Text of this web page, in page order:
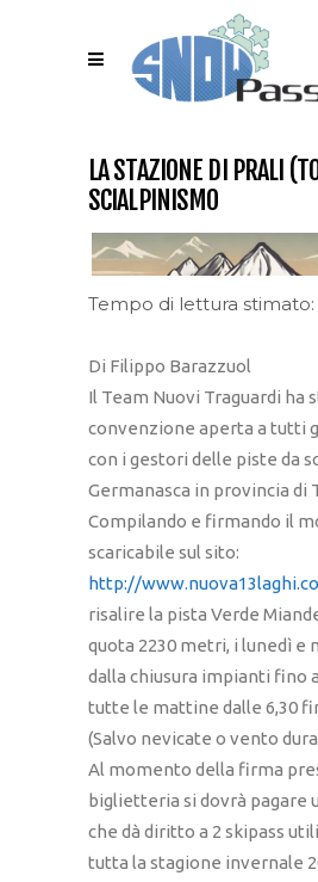
LA STAZIONE DI PRALI
SCIALPINISMO
Tempo di lettura stimato:
Di Filippo Barazzuol
Il Team Nuovi Traguardi ha
convenzione aperta a tutti
con i gestori delle piste da
Germanasca in provincia di
Compilando e firmando il
scaricabile sul sito:
http://
risalire la pista Verde
quota 2230 metri, i lunedì e
dalla chiusura impianti fino
tutte le mattine dalle 6,30
(Salvo nevicate o vento
Al momento della firma
biglietteria si dovrà pagare
che dà diritto a 2 skipass
tutta la stagione invernale